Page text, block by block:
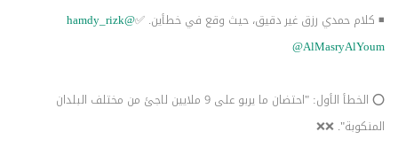
◾ كلام حمدي رزق غير دقيق، حيث وقع في خطأين. ✅@hamdy_rizk
@AlMasryAlYoum
⭕️ الخطأ الأول: "احتضان ما يربو على 9 ملايين لاجئ من مختلف البلدان
المنكوبة". ❌❌